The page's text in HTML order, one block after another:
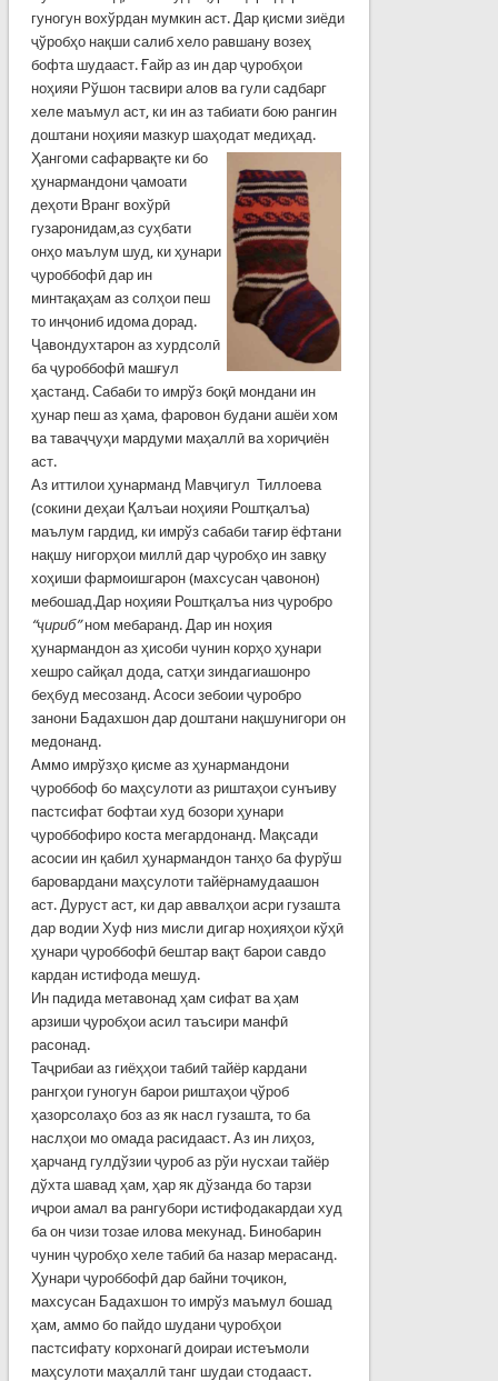
гуногун вохўрдан мумкин аст. Дар қисми зиёди
ҷўробҳо нақши салиб хело равшану возеҳ
бофта шудааст. Ғайр аз ин дар ҷуробҳои
ноҳияи Рўшон тасвири алов ва гули садбарг
хеле маъмул аст, ки ин аз табиати бою рангин
доштани ноҳияи мазкур шаҳодат медиҳад.
Ҳангоми сафарвақте ки бо
ҳунармандони ҷамоати
деҳоти Вранг вохўрӣ
гузаронидам,аз суҳбати
онҳо маълум шуд, ки ҳунари
ҷуроббофӣ дар ин
минтақаҳам аз солҳои пеш
то инҷониб идома дорад.
Ҷавондухтарон аз хурдсолӣ
ба ҷуроббофӣ машғул
ҳастанд. Сабаби то имрўз боқӣ мондани ин
ҳунар пеш аз ҳама, фаровон будани ашёи хом
ва таваҷҷуҳи мардуми маҳаллӣ ва хориҷиён
аст.
Аз иттилои ҳунарманд Мавҷигул Тиллоева
(сокини деҳаи Қалъаи ноҳияи Роштқалъа)
маълум гардид, ки имрўз сабаби тағир ёфтани
нақшу нигорҳои миллӣ дар ҷуробҳо ин завқу
хоҳиши фармоишгарон (махсусан ҷавонон)
мебошад.Дар ноҳияи Роштқалъа низ ҷуробро
“ҷириб”ном мебаранд. Дар ин ноҳия
ҳунармандон аз ҳисоби чунин корҳо ҳунари
хешро сайқал дода, сатҳи зиндагиашонро
беҳбуд месозанд. Асоси зебоии ҷуробро
занони Бадахшон дар доштани нақшунигори он
медонанд.
Аммо имрўзҳо қисме аз ҳунармандони
ҷуроббоф бо маҳсулоти аз риштаҳои сунъиву
пастсифат бофтаи худ бозори ҳунари
ҷуроббофиро коста мегардонанд. Мақсади
асосии ин қабил ҳунармандон танҳо ба фурўш
баровардани маҳсулоти тайёрнамудаашон
аст. Дуруст аст, ки дар аввалҳои асри гузашта
дар водии Хуф низ мисли дигар ноҳияҳои кўҳӣ
ҳунари ҷуроббофӣ бештар вақт барои савдо
кардан истифода мешуд.
Ин падида метавонад ҳам сифат ва ҳам
арзиши ҷуробҳои асил таъсири манфӣ
расонад.
Таҷрибаи аз гиёҳҳои табиӣ тайёр кардани
рангҳои гуногун барои риштаҳои ҷўроб
ҳазорсолаҳо боз аз як насл гузашта, то ба
наслҳои мо омада расидааст. Аз ин лиҳоз,
ҳарчанд гулдўзии ҷуроб аз рўи нусхаи тайёр
дўхта шавад ҳам, ҳар як дўзанда бо тарзи
иҷрои амал ва рангубори истифодакардаи худ
ба он чизи тозае илова мекунад. Бинобарин
чунин ҷуробҳо хеле табиӣ ба назар мерасанд.
Ҳунари ҷуроббофӣ дар байни тоҷикон,
махсусан Бадахшон то имрўз маъмул бошад
ҳам, аммо бо пайдо шудани ҷуробҳои
пастсифату корхонагӣ доираи истеъмоли
маҳсулоти маҳаллӣ танг шудаи стодааст.